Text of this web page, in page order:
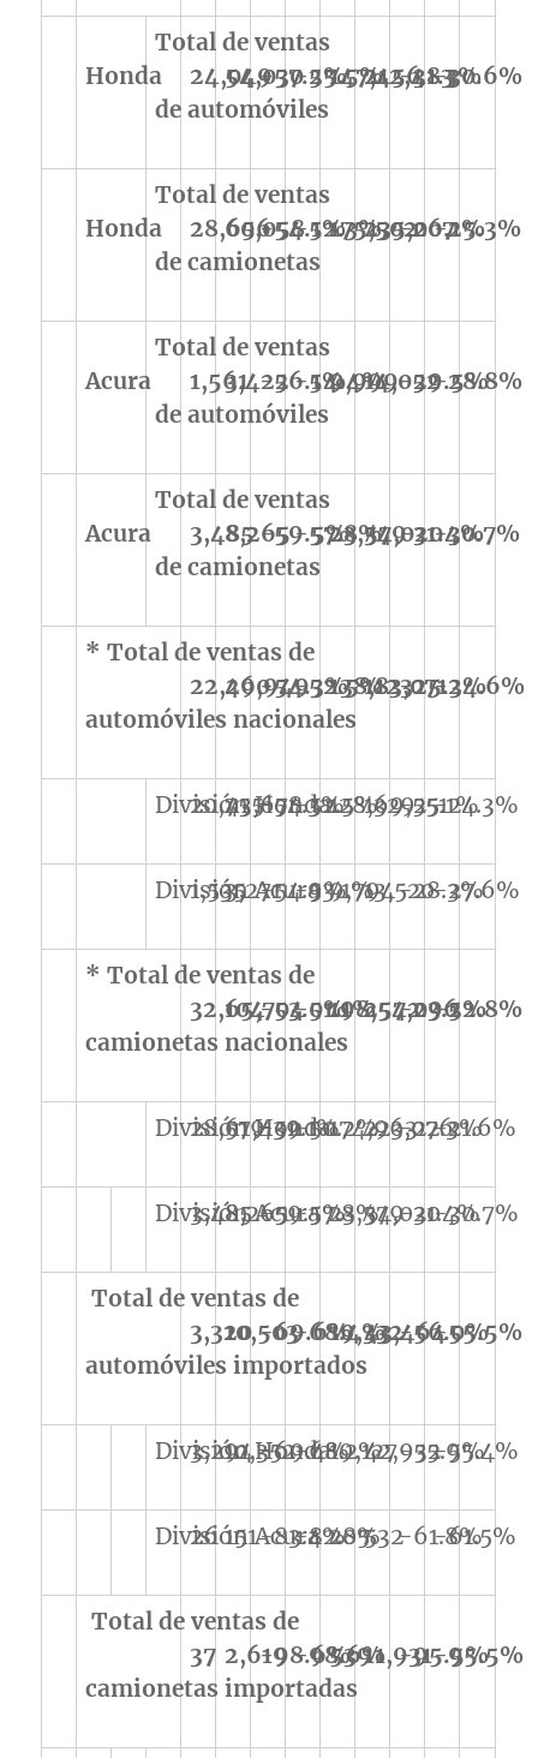
Honda
Total de ventas
de automóviles
24,049
54,030
-57.2%
-55.5%
147,456
212,483
-31.3%
-30.6%
Honda
Total de ventas
de camionetas
28,656
60,058
-54.1%
-52.3%
175,502
235,007
-26.1%
-25.3%
Acura
Total de ventas
de automóviles
1,5613,422-56.1%
-54.4%
9,99914,052
-29.5%
-28.8%
Acura
Total de ventas
de camionetas
3,4858,265-59.5%
-57.8%
23,579
34,020
-31.4%
-30.7%
* Total de ventas de
automóviles nacionales
22,290
46,949
-54.3%
-52.5%
138,123
183,071
-25.3%
-24.6%
División Honda
20,75543,678
-54.3%
-52.5%
128,329
169,551
-25.1%
-24.3%
División Acura
1,5353,271-54.9%
-53.1%
9,79413,520-28.3%
-27.6%
* Total de ventas de
camionetas nacionales
32,104
65,704
-53.0%
-51.1%
198,542
257,096
-23.5%
-22.8%
División Honda
28,619
57,439
-52.1%
-50.2%
174,963
223,076
-22.3%
-21.6%
División Acura
3,4858,265-59.5%
-57.8%
23,579
34,020
-31.4%
-30.7%
Total de ventas de
automóviles importados
3,32010,503-69.6%
-68.4%
19,33243,464
-56.0%
-55.5%
División Honda
3,29410,352-69.4%
-68.2%
19,12742,932
-55.9%
-55.4%
División Acura
26 151-83.4%
-82.8%
205532-61.8%
-61.5%
Total de ventas de
camionetas importadas
37 2,619-98.6%
-98.6%
53911,931-95.5%
-95.5%